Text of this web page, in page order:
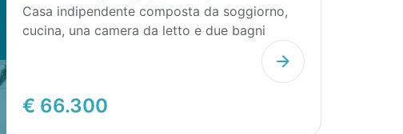
€ 66.300
Casa indipendente composta da soggiorno,
cucina, una camera da letto e due bagni